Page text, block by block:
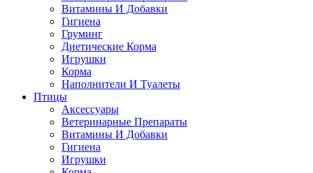
Витамины И Добавки
Гигиена
Груминг
Диетические Корма
Игрушки
Корма
Наполнители И Туалеты
Птицы
Аксессуары
Ветеринарные Препараты
Витамины И Добавки
Гигиена
Игрушки